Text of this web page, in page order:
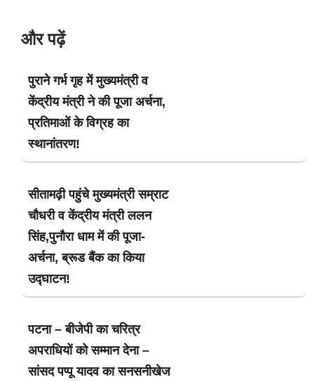
और पढ़ें
पुराने गर्भ गृह में मुख्यमंत्री व
केंद्रीय मंत्री ने की पूजा अर्चना,
प्रतिमाओं के विग्रह का
स्थानांतरण!
सीतामढ़ी पहुंचे मुख्यमंत्री सम्राट
चौधरी व केंद्रीय मंत्री ललन
सिंह,पुनौरा धाम में की पूजा-
अर्चना, ब्रूड बैंक का किया
उद्घाटन!
पटना – बीजेपी का चरित्र
अपराधियों को सम्मान देना –
सांसद पप्पू यादव का सनसनीखेज